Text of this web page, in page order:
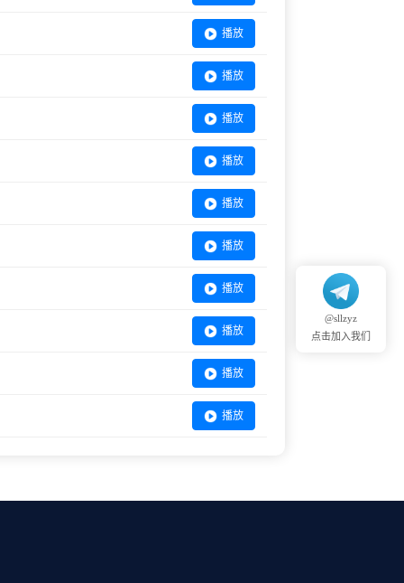
播放
播放
播放
播放
播放
播放
播放
播放
播放
播放
@sllzyz
点击加入我们